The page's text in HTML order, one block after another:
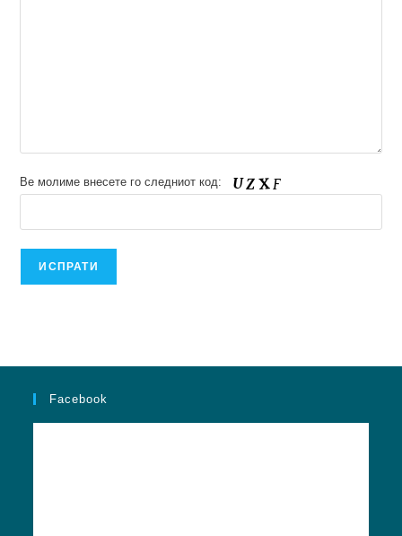
Ве молиме внесете го следниот код:
Facebook